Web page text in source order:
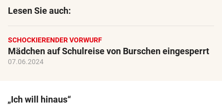
Lesen Sie auch:
SCHOCKIERENDER VORWURF
Mädchen auf Schulreise von Burschen eingesperrt
07.06.2024
„Ich will hinaus“